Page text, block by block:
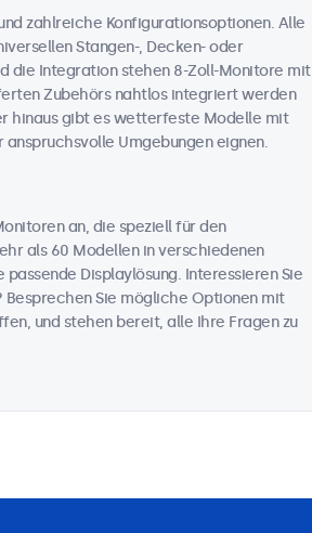
zahlreiche Konfigurationsoptionen. Alle
Stangen-, Decken- oder
die Integration stehen 8-Zoll-Monitore mit
Zubehörs nahtlos integriert werden
hinaus gibt es wetterfeste Modelle mit
Umgebungen eignen.
an, die speziell für den
als 60 Modellen in verschiedenen
Displaylösung. Interessieren Sie
Sie mögliche Optionen mit
und stehen bereit, alle Ihre Fragen zu